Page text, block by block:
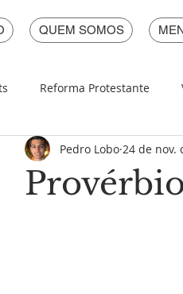
QUEM SOMOS
Reforma Protestante
Natal Ano Novo
Pedro Lobo 24 de nov.